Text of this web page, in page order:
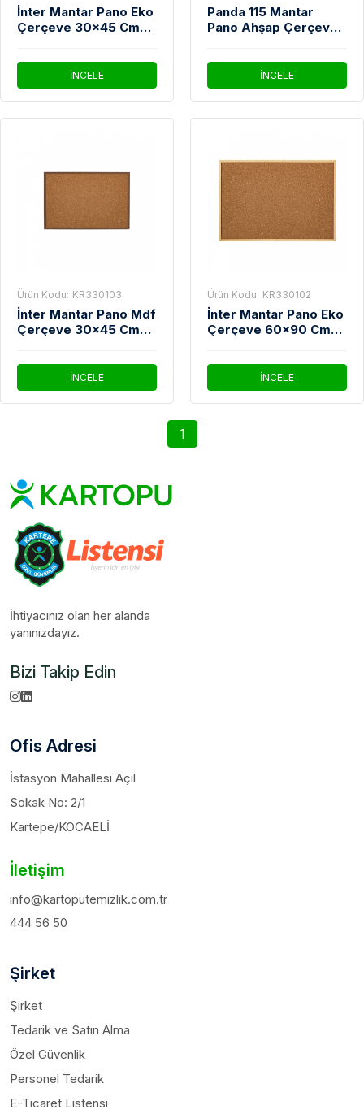
İnter Mantar Pano Eko
Çerçeve 30x45 Cm
İNCELE
Panda 115 Mantar
Pano Ahşap Çerçeve
İNCELE
Ürün Kodu: KR330103
İnter Mantar Pano Mdf
Çerçeve 30x45 Cm
İNCELE
Ürün Kodu: KR330102
İnter Mantar Pano Eko
Çerçeve 60x90 Cm
İNCELE
1
İhtiyacınız olan her alanda
yanınızdayız.
Bizi Takip Edin
Ofis Adresi
İstasyon Mahallesi Açıl
Sokak No: 2/1
Kartepe/KOCAELİ
İletişim
info@kartoputemizlik.com.tr
444 56 50
Şirket
Şirket
Tedarik ve Satın Alma
Özel Güvenlik
Personel Tedarik
E-Ticaret Listensi